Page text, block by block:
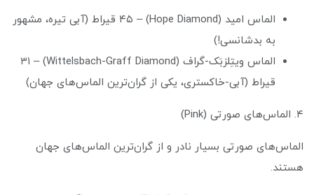
الماس امید (Hope Diamond) – ۴۵ قیراط (آبی تیره، مشهور
به بدشانسی!)
الماس ویتِلزبَک-گراف (Wittelsbach-Graff Diamond) – ۳۱
قیراط (آبی-خاکستری، یکی از گران‌ترین الماس‌های جهان)
۴. الماس‌های صورتی (Pink)
الماس‌های صورتی بسیار نادر و از گران‌ترین الماس‌های جهان
هستند.